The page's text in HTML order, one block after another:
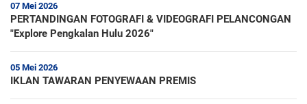
07 Mei 2026
PERTANDINGAN FOTOGRAFI & VIDEOGRAFI PELANCONGAN
"Explore Pengkalan Hulu 2026"
05 Mei 2026
IKLAN TAWARAN PENYEWAAN PREMIS